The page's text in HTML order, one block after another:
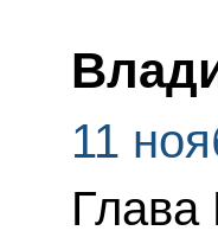
11
Глава